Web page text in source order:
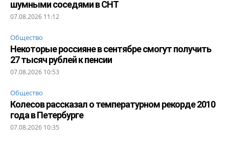
шумными соседями в СНТ
07.08.2026 11:12
Общество
Некоторые россияне в сентябре смогут получить
27 тысяч рублей к пенсии
07.08.2026 10:53
Общество
Колесов рассказал о температурном рекорде 2010
года в Петербурге
07.08.2026 10:35